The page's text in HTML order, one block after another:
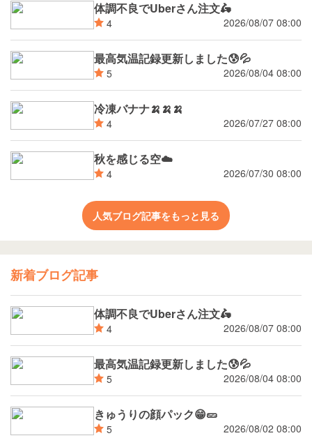
体調不良でUberさん注文🛵
4 2026/08/07 08:00
最高気温記録更新しました😰💦
5 2026/08/04 08:00
冷凍バナナ🍌🍌🍌
4 2026/07/27 08:00
秋を感じる空☁️
4 2026/07/30 08:00
人気ブログ記事をもっと見る
新着ブログ記事
体調不良でUberさん注文🛵
4 2026/08/07 08:00
最高気温記録更新しました😰💦
5 2026/08/04 08:00
きゅうりの顔パック😁🥒
5 2026/08/02 08:00